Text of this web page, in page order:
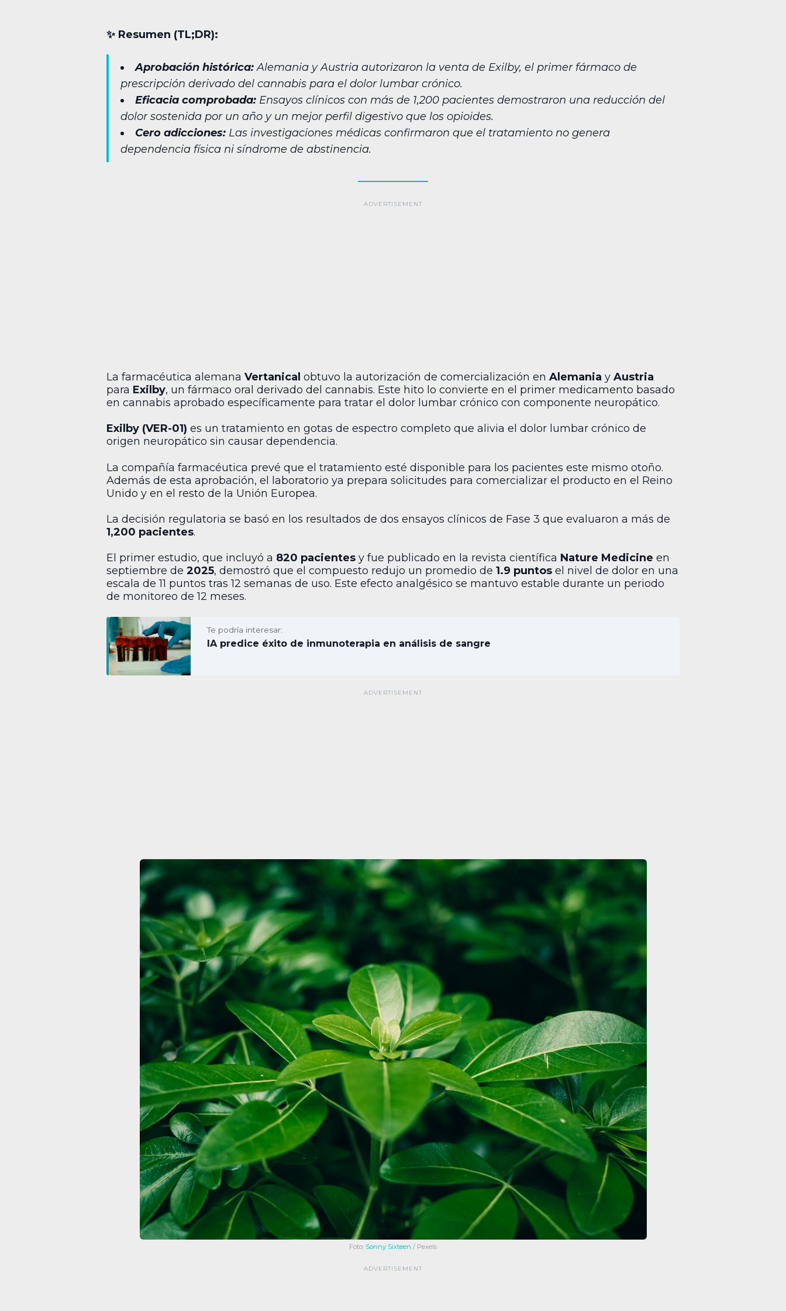
✨︎ Resumen (TL;DR):
Aprobación histórica:Alemania y Austria autorizaron la venta de Exilby, el primer fármaco de
prescripción derivado del cannabis para el dolor lumbar crónico.
Eficacia comprobada: Ensayos clínicos con más de 1,200 pacientes demostraron una reducción del
dolor sostenida por un año y un mejor perfil digestivo que los opioides.
Cero adicciones: Las investigaciones médicas confirmaron que el tratamiento no genera
dependencia física ni síndrome de abstinencia.
La farmacéutica alemana Vertanical obtuvo la autorización de comercialización en Alemania y Austria
para Exilby, un fármaco oral derivado del cannabis. Este hito lo convierte en el primer medicamento basado
en cannabis aprobado específicamente para tratar el dolor lumbar crónico con componente neuropático.
Exilby (VER-01) es un tratamiento en gotas de espectro completo que alivia el dolor lumbar crónico de
origen neuropático sin causar dependencia.
La compañía farmacéutica prevé que el tratamiento esté disponible para los pacientes este mismo otoño.
Además de esta aprobación, el laboratorio ya prepara solicitudes para comercializar el producto en el Reino
Unido y en el resto de la Unión Europea.
La decisión regulatoria se basó en los resultados de dos ensayos clínicos de Fase 3 que evaluaron a más de
1,200 pacientes.
El primer estudio, que incluyó a 820 pacientes y fue publicado en la revista científica Nature Medicine en
septiembre de 2025, demostró que el compuesto redujo un promedio de 1.9 puntos el nivel de dolor en una
escala de 11 puntos tras 12 semanas de uso. Este efecto analgésico se mantuvo estable durante un periodo
de monitoreo de 12 meses.
Te podría interesar:
IA predice éxito de inmunoterapia en análisis de sangre
Foto: Sonny Sixteen / Pexels